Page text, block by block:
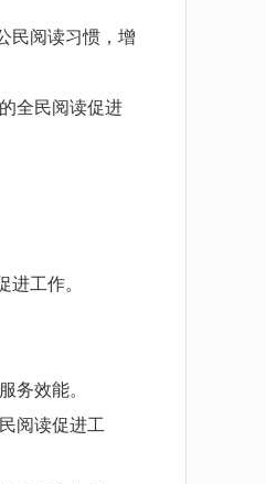
民阅读习惯，增
全民阅读促进
工作。
务效能。
阅读促进工